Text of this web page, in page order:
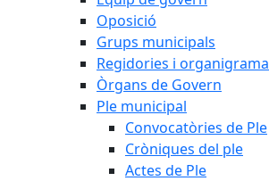
Oposició
Grups municipals
Regidories i organigrama
Òrgans de Govern
Ple municipal
Convocatòries de Ple
Cròniques del ple
Actes de Ple